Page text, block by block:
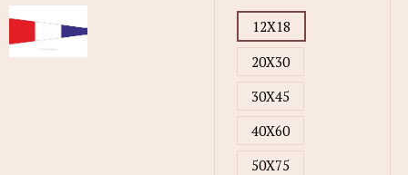
12X18
20X30
30X45
40X60
50X75